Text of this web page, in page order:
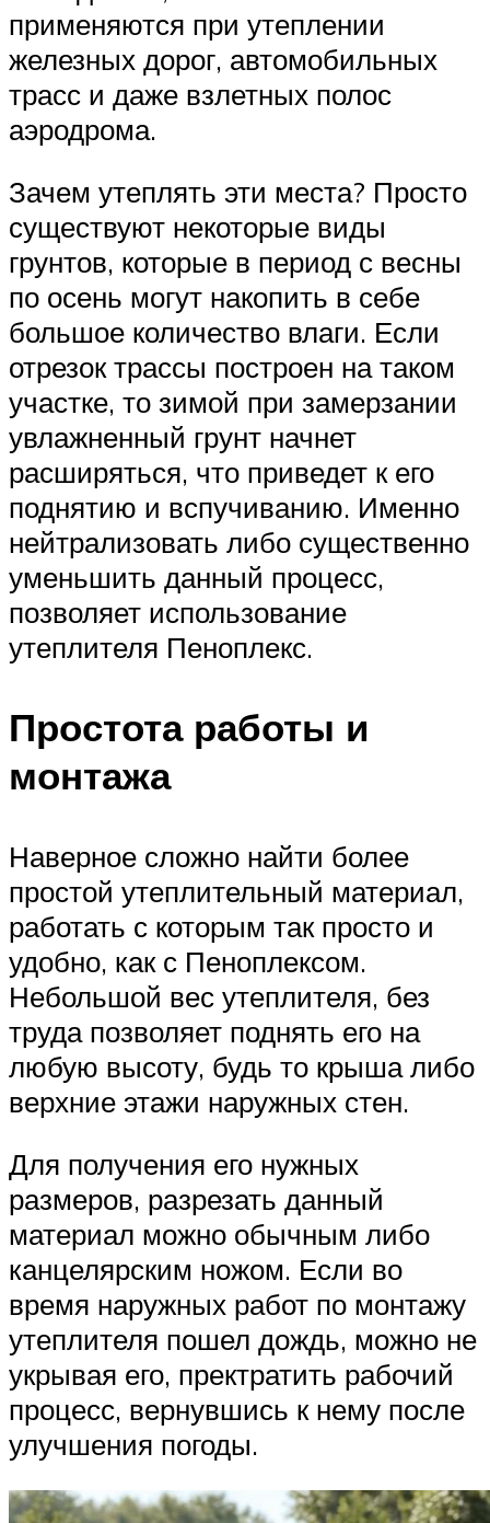
применяются при утеплении
железных дорог, автомобильных
трасс и даже взлетных полос
аэродрома.
Зачем утеплять эти места? Просто
существуют некоторые виды
грунтов, которые в период с весны
по осень могут накопить в себе
большое количество влаги. Если
отрезок трассы построен на таком
участке, то зимой при замерзании
увлажненный грунт начнет
расширяться, что приведет к его
поднятию и вспучиванию. Именно
нейтрализовать либо существенно
уменьшить данный процесс,
позволяет использование
утеплителя Пеноплекс.
Простота работы и
монтажа
Наверное сложно найти более
простой утеплительный материал,
работать с которым так просто и
удобно, как с Пеноплексом.
Небольшой вес утеплителя, без
труда позволяет поднять его на
любую высоту, будь то крыша либо
верхние этажи наружных стен.
Для получения его нужных
размеров, разрезать данный
материал можно обычным либо
канцелярским ножом. Если во
время наружных работ по монтажу
утеплителя пошел дождь, можно не
укрывая его, пректратить рабочий
процесс, вернувшись к нему после
улучшения погоды.